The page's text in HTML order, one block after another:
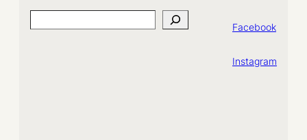
Search Facebook
Instagram